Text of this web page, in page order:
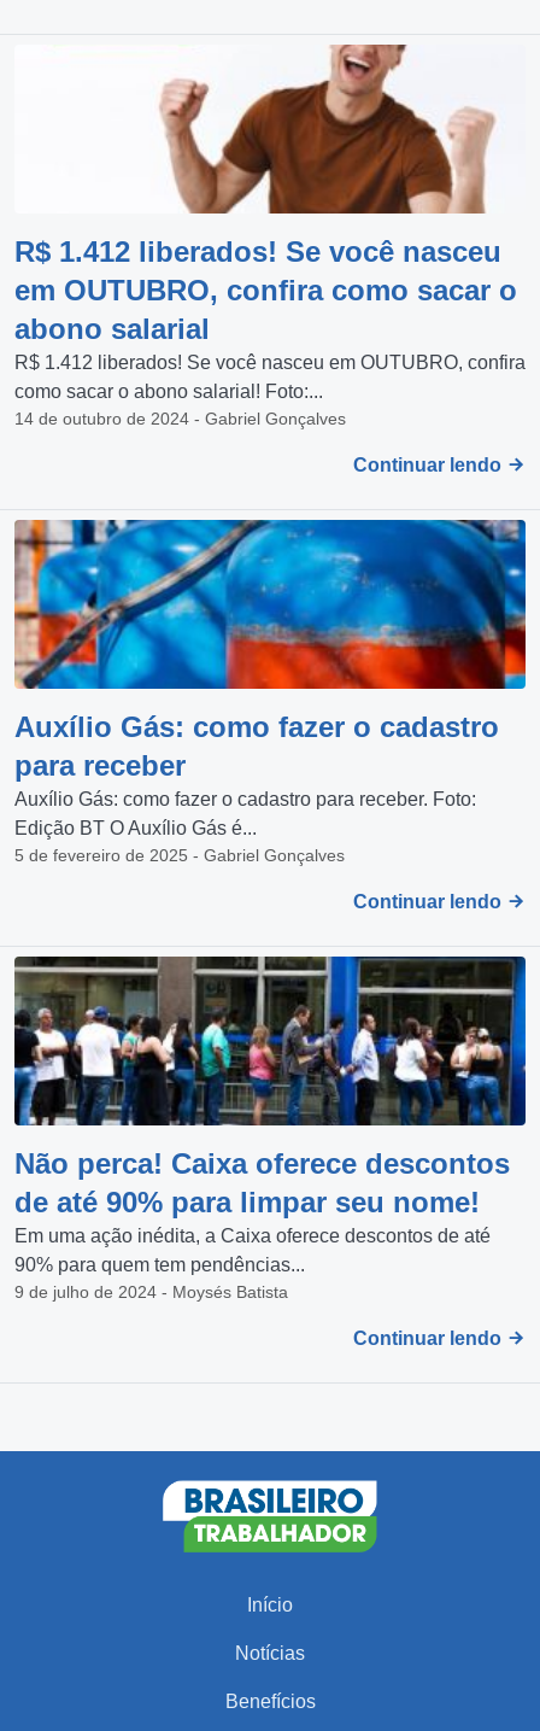
R$ 1.412 liberados! Se você nasceu
em OUTUBRO, confira como sacar o
abono salarial
R$ 1.412 liberados! Se você nasceu em OUTUBRO, confira
como sacar o abono salarial! Foto:...
14 de outubro de 2024 - Gabriel Gonçalves
Continuar lendo
Auxílio Gás: como fazer o cadastro
para receber
Auxílio Gás: como fazer o cadastro para receber. Foto:
Edição BT O Auxílio Gás é...
5 de fevereiro de 2025 - Gabriel Gonçalves
Continuar lendo
Não perca! Caixa oferece descontos
de até 90% para limpar seu nome!
Em uma ação inédita, a Caixa oferece descontos de até
90% para quem tem pendências...
9 de julho de 2024 - Moysés Batista
Continuar lendo
Início
Notícias
Benefícios